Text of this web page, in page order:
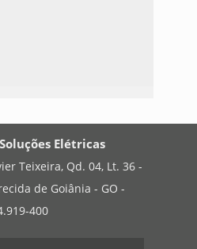
Elétricas
Teixeira, Qd. 04, Lt. 36 -
de Goiânia - GO -
400